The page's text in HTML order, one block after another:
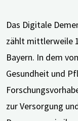
Das Digitale
zählt mittlerweile
Bayern. In dem
Gesundheit und
zur Versorgung